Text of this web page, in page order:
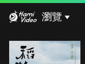
瀏覽